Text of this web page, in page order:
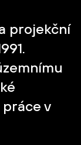
projekční
v